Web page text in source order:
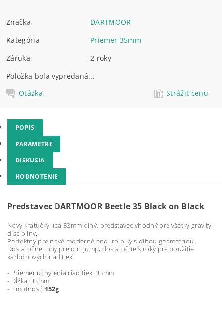
Značka
DARTMOOR
Kategória
Priemer 35mm
Záruka
2 roky
Položka bola vypredaná...
Otázka
Strážiť cenu
POPIS
PARAMETRE
DISKUSIA
HODNOTENIE
Predstavec DARTMOOR Beetle 35 Black on Black
Nový kratučký, iba 33mm dlhý, predstavec vhodný pre všetky gravity
disciplíny.
Perfektný pre nové moderné enduro biky s dlhou geometriou.
Dostatočne tuhý pre dirt jump, dostatočne široký pre použitie
karbónových riaditiek.
- Priemer uchytenia riaditiek: 35mm
- Dĺžka: 33mm
- Hmotnosť: 152g